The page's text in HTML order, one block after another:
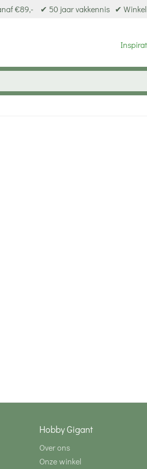
€89,- ✔ 50 jaar vakkennis ✔
Hobby Gigant
Over ons
Onze winkel